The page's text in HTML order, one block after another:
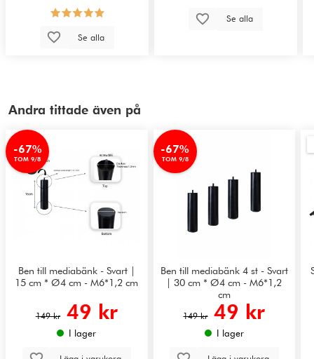
Se alla
Se alla
Andra tittade även på
-67%
TOM 9/8
Ben till mediabänk - Svart |
15 cm * Ø4 cm - M6*1,2 cm
149 kr 49 kr
I lager
-67%
TOM 9/8
Ben till mediabänk 4 st - Svart
| 30 cm * Ø4 cm - M6*1,2
cm
149 kr 49 kr
I lager